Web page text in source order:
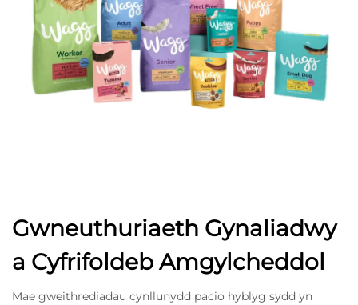
Gwneuthuriaeth Gynaliadwy
a Cyfrifoldeb Amgylcheddol
Mae gweithrediadau cynllunydd pacio hyblyg sydd yn